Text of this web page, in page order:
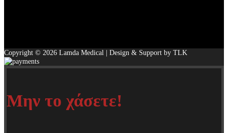
Copyright © 2026 Lamda Medical | Design & Support by TLK
Μην το χάσετε!